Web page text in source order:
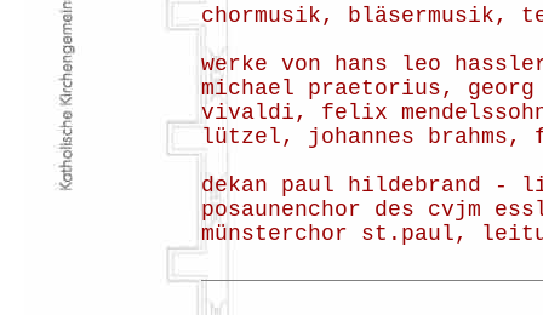
chormusik, bläsermusik,
werke von hans leo
michael praetorius,
vivaldi, felix
lützel, johannes brahms,
dekan paul hildebrand -
posaunenchor des cvjm
münsterchor st.paul,